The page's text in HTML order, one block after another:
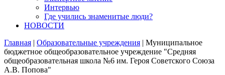
Интервью
Где учились знаменитые люди?
НОВОСТИ
Главная | Образовательные учреждения | Муниципальное
бюджетное общеобразовательное учреждение "Средняя
общеобразовательная школа №6 им. Героя Советского Союза
А.В. Попова"